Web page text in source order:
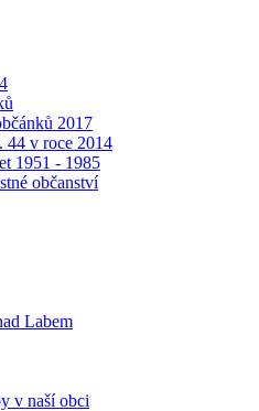
2017
44 v roce 2014
1951 - 1985
občanství
Labem
v naší obci